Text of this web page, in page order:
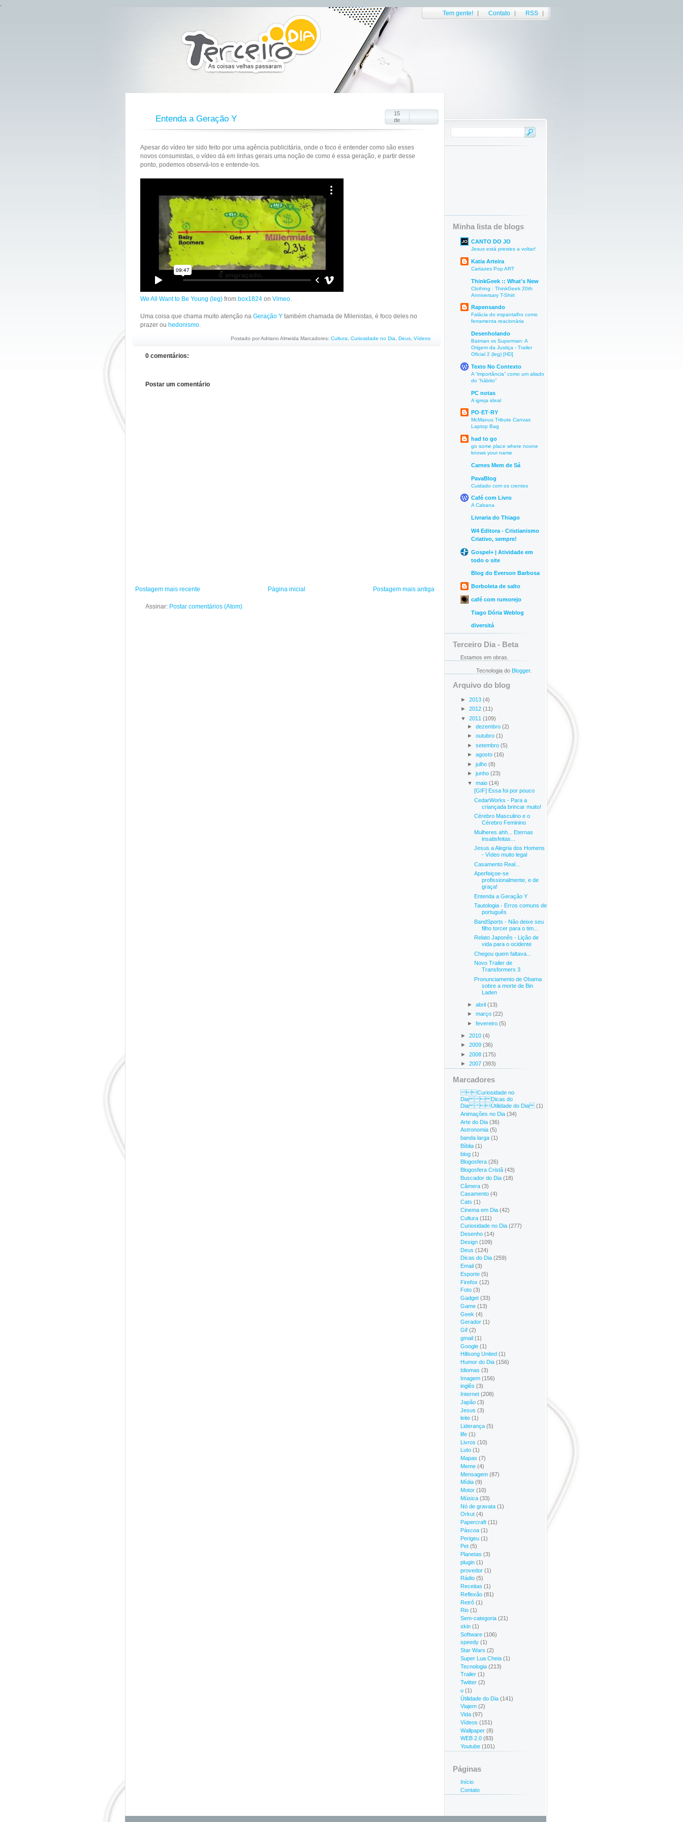
,
Tem gente!
Contato RSS
Entenda a Geração Y
15
de
Apesar do vídeo ter sido feito por uma agência publicitária, onde o foco é entender como são esses
novos consumistas, o vídeo dá em linhas gerais uma noção de como é essa geração, e partir desse
ponto, podemos observá-los e entende-los.
We All Want to Be Young (leg) from box1824 on Vimeo.
Uma coisa que chama muito atenção na Geração Y também chamada de Milenistas, é foco deles no
prazer ou hedonismo.
Postado porAdriano Almeida Marcadores: Cultura Curiosidade no Dia Deus Vídeos
0 comentários:
Postar um comentário
Postagem mais recente Postagem mais antiga
Página inicial
Assinar: Postar comentários (Atom)
Minha lista de blogs
CANTO DO JO
Jesus está prestes a voltar!
Katia Arteira
Cartazes Pop ART
ThinkGeek :: What's New
Clothing : ThinkGeek 20th
Anniversary T-Shirt
Rapensando
Falácia do espantalho como
ferramenta reacionária
Desenholando
Batman vs Superman: A
Origem da Justiça - Trailer
Oficial 2 (leg) [HD]
Texto No Contexto
A “importância” como um aliado
do “hábito”
PC notas
A igreja ideal
PO·ET·RY
McManus Tribute Canvas
Laptop Bag
had to go
go some place where noone
knows your name
Carnes Mem de Sá
PavaBlog
Cuidado com os crentes
Café com Livro
A Cabana
Livraria do Thiago
W4 Editora - Cristianismo
Criativo, sempre!
Gospel+ | Atividade em
todo o site
Blog do Everson Barbosa
Borboleta de salto
café com rumorejo
Tiago Dória Weblog
diversitá
Terceiro Dia - Beta
Estamos em obras.
Tecnologia do Blogger.
Arquivo do blog
► 2013 (4)
► 2012 (11)
▼ 2011 (109)
►dezembro(2)
►outubro(1)
►setembro(5)
►agosto(16)
►julho(8)
►junho(23)
▼maio(14)
[GIF] Essa foi por pouco
CedarWorks - Para a
criançada brincar muito!
Cérebro Masculino e o
Cérebro Feminino
Mulheres ahh... Eternas
insatisfeitas...
Jesus a Alegria dos Homens
- Vídeo muito legal
Casamento Real...
Aperfeiçoe-se
profissionalmente, e de
graça!
Entenda a Geração Y
Tautologia - Erros comuns de
português
BandSports - Não deixe seu
filho torcer para o tim...
Relato Japonês - Lição de
vida para o ocidente
Chegou quem faltava...
Novo Trailer de
Transformers 3
Pronunciamento de Obama
sobre a morte de Bin
Laden
►abril(13)
►março(22)
►fevereiro(5)
► 2010 (4)
► 2009 (36)
► 2008 (175)
► 2007 (393)
Marcadores
Curiosidade no
Dia  Dicas do
Dia Útilidade do Dia (1)
Animações no Dia (34)
Arte do Dia (36)
Astronomia (5)
banda larga (1)
Bíblia (1)
blog (1)
Blogosfera (26)
Blogosfera Cristã (43)
Buscador do Dia (18)
Câmera (3)
Casamento (4)
Cats (1)
Cinema em Dia (42)
Cultura (111)
Curiosidade no Dia (277)
Desenho (14)
Design (109)
Deus (124)
Dicas do Dia (259)
Email (3)
Esporte (5)
Firefox (12)
Foto (3)
Gadget (33)
Game (13)
Geek (4)
Gerador (1)
Gif (2)
gmail (1)
Google (1)
Hillsong United (1)
Humor do Dia (156)
Idiomas (3)
Imagem (156)
inglês (3)
Internet (208)
Japão (3)
Jesus (3)
leite (1)
Liderança (5)
life (1)
Livros (10)
Luto (1)
Mapas (7)
Meme (4)
Mensagem (87)
Mídia (9)
Motor (10)
Música (33)
Nó de gravata (1)
Orkut (4)
Papercraft (11)
Páscoa (1)
Perigeu (1)
Pet (5)
Planetas (3)
plugin (1)
provedor (1)
Rádio (5)
Receitas (1)
Reflexão (81)
Retrô (1)
Rio (1)
Sem-categoria (21)
skin (1)
Software (106)
speedy (1)
Star Wars (2)
Super Lua Cheia (1)
Tecnologia (213)
Trailer (1)
Twitter (2)
u (1)
Útilidade do Dia (141)
Viajem (2)
Vida (97)
Vídeos (151)
Wallpaper (8)
WEB 2.0 (83)
Youtube (101)
Páginas
Início
Contato